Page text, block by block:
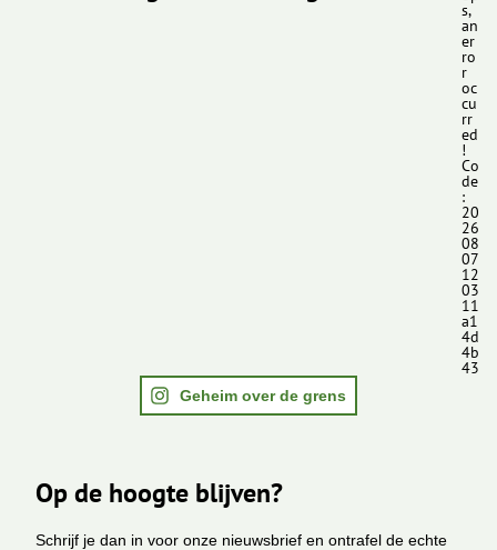
s,
an
er
ro
r
oc
cu
rr
ed
!
Co
de
:
20
26
08
07
12
03
11
a1
4d
4b
43
Geheim over de grens
Op de hoogte blijven?
Schrijf je dan in voor onze nieuwsbrief en ontrafel de echte